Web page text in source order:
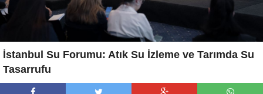
İstanbul Su Forumu: Atık Su İzleme ve Tarımda Su
Tasarrufu